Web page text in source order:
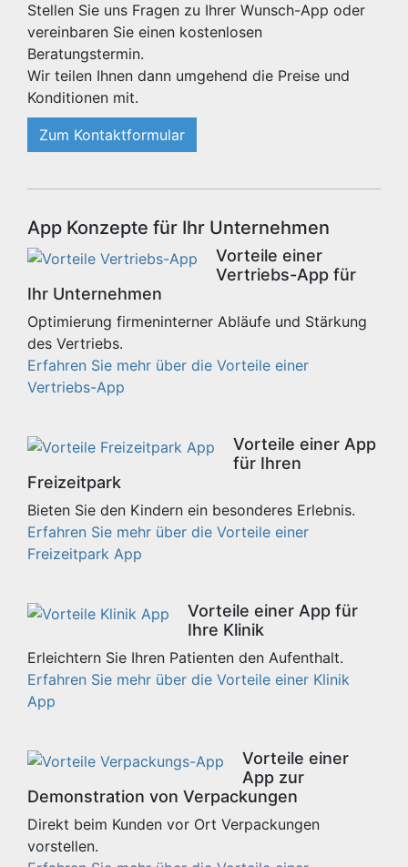
Stellen Sie uns Fragen zu Ihrer Wunsch-App oder
vereinbaren Sie einen kostenlosen
Beratungstermin.
Wir teilen Ihnen dann umgehend die Preise und
Konditionen mit.
Zum Kontaktformular
App Konzepte für Ihr Unternehmen
Vorteile einer
Vertriebs-App für
Ihr Unternehmen
Optimierung firmeninterner Abläufe und Stärkung
des Vertriebs.
Erfahren Sie mehr über die Vorteile einer
Vertriebs-App
Vorteile einer App
für Ihren
Freizeitpark
Bieten Sie den Kindern ein besonderes Erlebnis.
Erfahren Sie mehr über die Vorteile einer
Freizeitpark App
Vorteile einer App für
Ihre Klinik
Erleichtern Sie Ihren Patienten den Aufenthalt.
Erfahren Sie mehr über die Vorteile einer Klinik
App
Vorteile einer
App zur
Demonstration von Verpackungen
Direkt beim Kunden vor Ort Verpackungen
vorstellen.